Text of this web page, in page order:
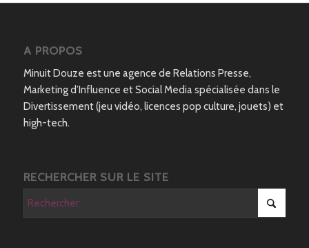
A PROPOS
Minuit Douze est une agence de Relations Presse,
Marketing d’Influence et Social Media spécialisée dans le
Divertissement (jeu vidéo, licences pop culture, jouets) et
high-tech.
RECHERCHER SUR LE SITE